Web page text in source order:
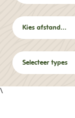
Selecteer types
\